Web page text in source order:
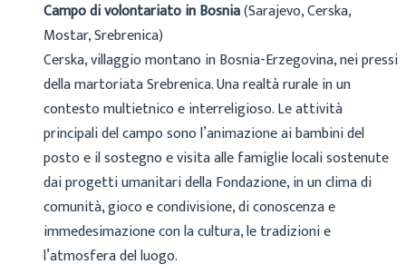
Campo di volontariato in Bosnia(Sarajevo, Cerska,
Mostar, Srebrenica)
Cerska, villaggio montano in Bosnia-Erzegovina, nei pressi
della martoriata Srebrenica. Una realtà rurale in un
contesto multietnico e interreligioso. Le attività
principali del campo sono l’animazione ai bambini del
posto e il sostegno e visita alle famiglie locali sostenute
dai progetti umanitari della Fondazione, in un clima di
comunità, gioco e condivisione, di conoscenza e
immedesimazione con la cultura, le tradizioni e
l’atmosfera del luogo.